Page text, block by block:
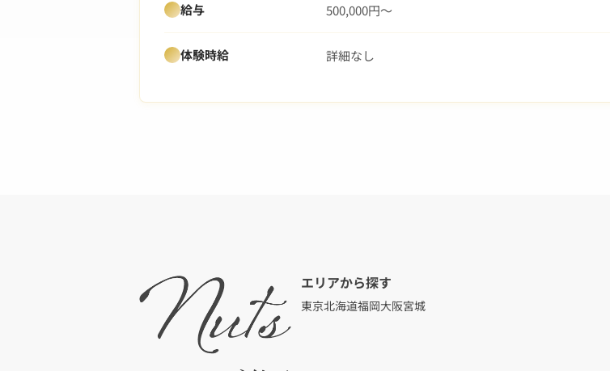
給与 500,000円～
体験時給 詳細なし
エリアから探す
東京北海道福岡大阪宮城